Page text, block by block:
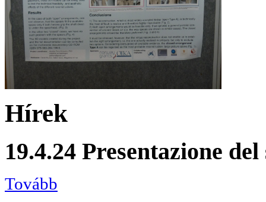
Hírek
19.4.24 Presentazione
Tovább